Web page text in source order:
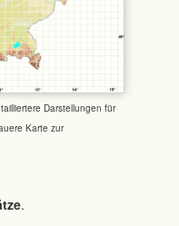
Darstellungen für
Karte zur
.